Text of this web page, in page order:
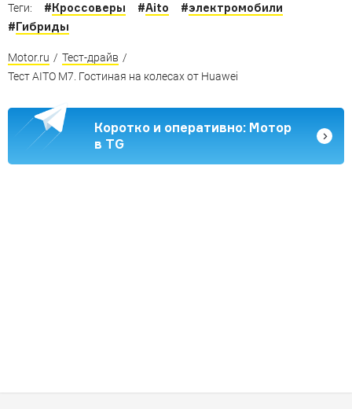
Теги: # Кроссоверы #Aito #электромобили
# Гибриды
Motor.ru / Тест-драйв /
Тест AITO M7. Гостиная на колесах от Huawei
Коротко и оперативно: Мотор
в TG